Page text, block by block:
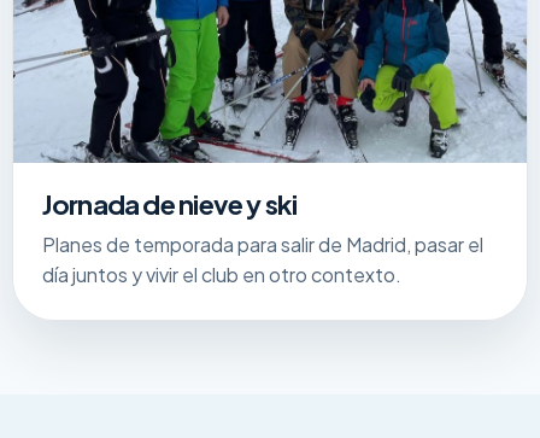
Jornada de nieve y ski
Planes de temporada para salir de Madrid, pasar el
día juntos y vivir el club en otro contexto.